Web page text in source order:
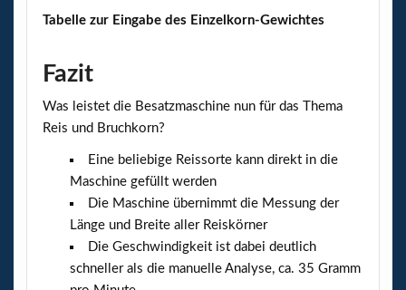
Tabelle zur Eingabe des Einzelkorn-Gewichtes
Fazit
Was leistet die Besatzmaschine nun für das Thema
Reis und Bruchkorn?
Eine beliebige Reissorte kann direkt in die
Maschine gefüllt werden
Die Maschine übernimmt die Messung der
Länge und Breite aller Reiskörner
Die Geschwindigkeit ist dabei deutlich
schneller als die manuelle Analyse, ca. 35 Gramm